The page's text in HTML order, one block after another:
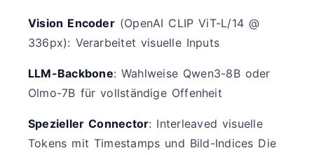
Vision Encoder(OpenAI CLIP ViT-L/14 @
336px): Verarbeitet visuelle Inputs
LLM-Backbone: Wahlweise Qwen3-8B oder
Olmo-7B für vollständige Offenheit
Spezieller Connector: Interleaved visuelle
Tokens mit Timestamps und Bild-Indices Die